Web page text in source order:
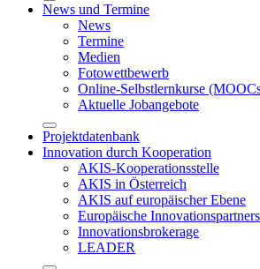
News und Termine
News
Termine
Medien
Fotowettbewerb
Online-Selbstlernkurse
Aktuelle Jobangebote
Projektdatenbank
Innovation durch Kooperation
AKIS-Kooperationsstelle
AKIS in Österreich
AKIS auf europäischer Ebene
Europäische
Innovationsbrokerage
LEADER